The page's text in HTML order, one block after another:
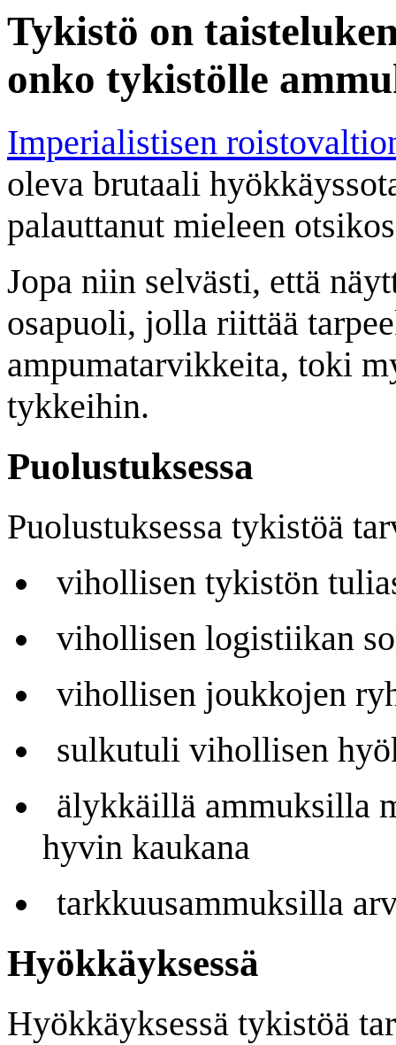
Tykistö on
onko tykistölle
Imperialistisen
oleva brutaali
palauttanut mieleen
Jopa niin selvästi, että
osapuoli, jolla riittää
ampumatarvikkeita, toki
tykkeihin.
Puolustuksessa
Puolustuksessa tykistöä
vihollisen tykistön
vihollisen logistiikan
vihollisen joukkojen
sulkutuli vihollisen
älykkäillä ammuksilla
hyvin kaukana
tarkkuusammuksilla
Hyökkäyksessä
Hyökkäyksessä tykistöä